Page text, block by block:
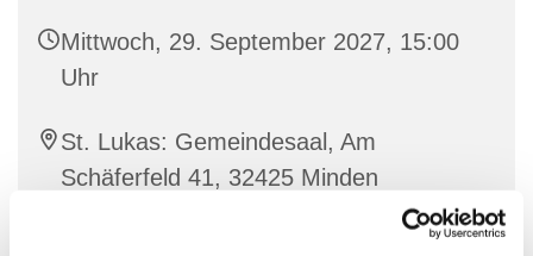
Mittwoch, 29. September 2027, 15:00
Uhr
St. Lukas: Gemeindesaal, Am
Schäferfeld 41, 32425 Minden